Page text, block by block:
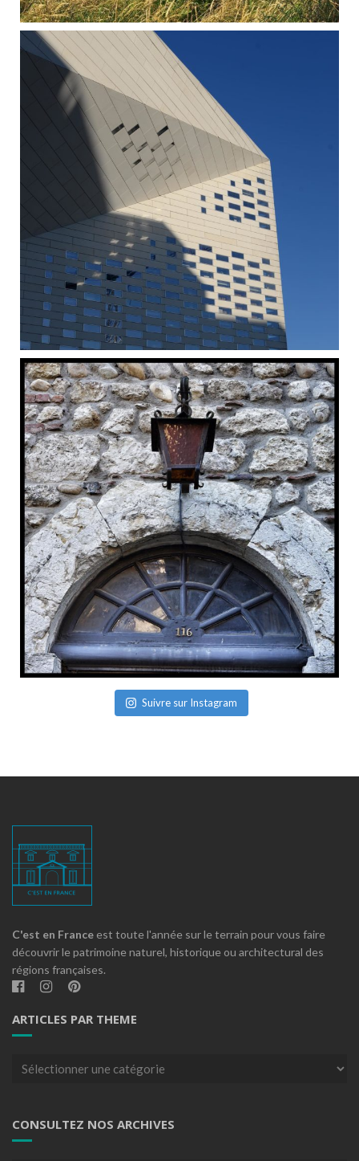
Suivre sur Instagram
C'est en France est toute l'année sur le terrain pour vous faire
découvrir le patrimoine naturel, historique ou architectural des
régions françaises.
ARTICLES PAR THEME
Articles
CONSULTEZ NOS ARCHIVES